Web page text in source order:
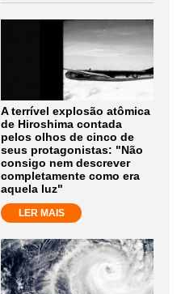
A terrível explosão atômica
de Hiroshima contada
pelos olhos de cinco de
seus protagonistas: "Não
consigo nem descrever
completamente como era
aquela luz"
LER MAIS